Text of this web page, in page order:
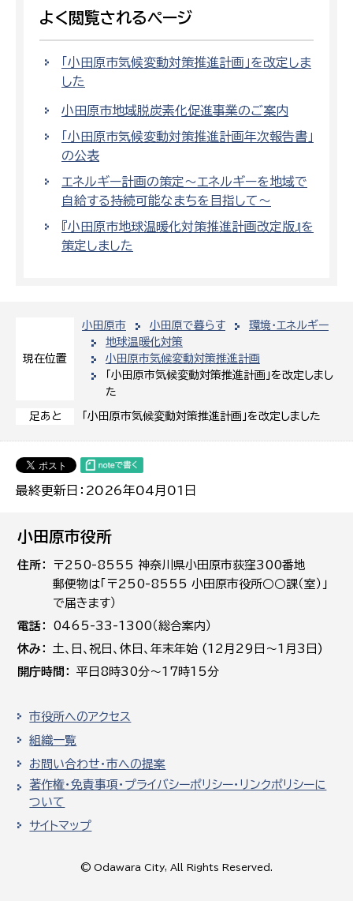
現在位置
小田原市 小田原で暮らす
環境・エネルギー
地球温暖化対策
小田原市気候変動対策推進計画
「小田原市気候変動対策推進計画」を改定しまし
た
足あと 「小田原市気候変動対策推進計画」を改定しました
最終更新日：2026年04月01日
よく閲覧されるページ
「小田原市気候変動対策推進計画」を改定しま
した
小田原市地域脱炭素化促進事業のご案内
「小田原市気候変動対策推進計画年次報告書」
の公表
エネルギー計画の策定〜エネルギーを地域で
自給する持続可能なまちを目指して〜
『小田原市地球温暖化対策推進計画改定版』を
策定しました
小田原市役所
住所
〒250-8555 神奈川県小田原市荻窪300番地
郵便物は「〒250-8555 小田原市役所○○課（室）」
で届きます）
電話
0465-33-1300（総合案内）
休み
土､日､祝日、休日、年末年始 (12月29日～1月3日)
開庁時間
平日8時30分～17時15分
市役所へのアクセス
組織一覧
お問い合わせ・市への提案
著作権・免責事項・プライバシーポリシー・リンクポリシーに
ついて
サイトマップ
© Odawara City, All Rights Reserved.